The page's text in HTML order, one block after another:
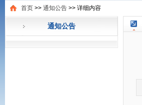
首页 >> 通知公告 >> 详细内容
通知公告